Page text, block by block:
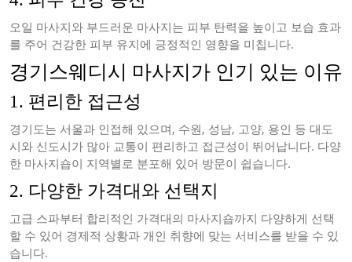
오일 마사지와 부드러운 마사지는 피부 탄력을 높이고 보습 효과
를 주어 건강한 피부 유지에 긍정적인 영향을 미칩니다.
경기스웨디시 마사지가 인기 있는 이유
1. 편리한 접근성
경기도는 서울과 인접해 있으며, 수원, 성남, 고양, 용인 등 대도
시와 신도시가 많아 교통이 편리하고 접근성이 뛰어납니다. 다양
한 마사지숍이 지역별로 분포해 있어 방문이 쉽습니다.
2. 다양한 가격대와 선택지
고급 스파부터 합리적인 가격대의 마사지숍까지 다양하게 선택
할 수 있어 경제적 상황과 개인 취향에 맞는 서비스를 받을 수 있
습니다.